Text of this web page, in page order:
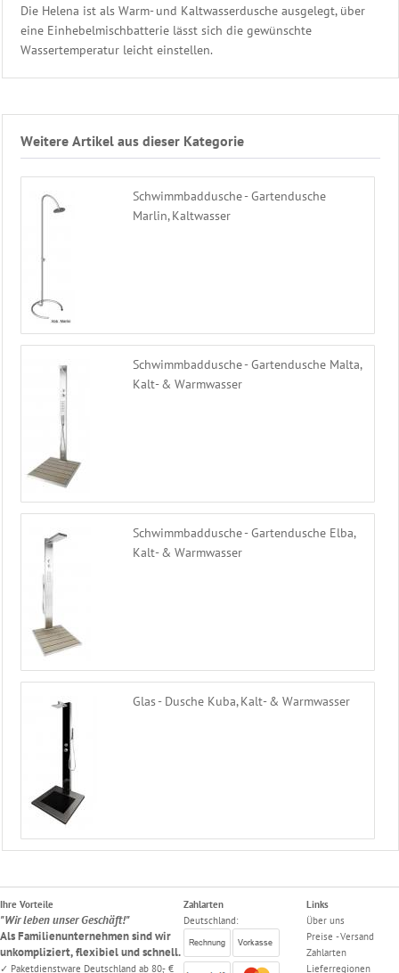
Die Helena ist als Warm- und Kaltwasserdusche ausgelegt, über
eine Einhebelmischbatterie lässt sich die gewünschte
Wassertemperatur leicht einstellen.
Weitere Artikel aus dieser Kategorie
Schwimmbaddusche - Gartendusche
Marlin, Kaltwasser
Schwimmbaddusche - Gartendusche Malta,
Kalt- & Warmwasser
Schwimmbaddusche - Gartendusche Elba,
Kalt- & Warmwasser
Glas - Dusche Kuba, Kalt- & Warmwasser
Ihre Vorteile
"Wir leben unser Geschäft!"
Als Familienunternehmen sind wir
unkompliziert, flexibiel und schnell.
✓ Paketdienstware Deutschland ab 80,- €
Zahlarten
Deutschland:
Links
Über uns
Preise - Versand
Zahlarten
Lieferregionen